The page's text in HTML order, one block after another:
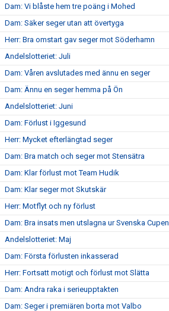
Dam: Vi blåste hem tre poäng i Mohed
Dam: Säker seger utan att övertyga
Herr: Bra omstart gav seger mot Söderhamn
Andelslotteriet: Juli
Dam: Våren avslutades med ännu en seger
Dam: Ännu en seger hemma på Ön
Andelslotteriet: Juni
Dam: Förlust i Iggesund
Herr: Mycket efterlängtad seger
Dam: Bra match och seger mot Stensätra
Dam: Klar förlust mot Team Hudik
Dam: Klar seger mot Skutskär
Herr: Motflyt och ny förlust
Dam: Bra insats men utslagna ur Svenska Cupen
Andelslotteriet: Maj
Dam: Första förlusten inkasserad
Herr: Fortsatt motigt och förlust mot Slätta
Dam: Andra raka i serieupptakten
Dam: Seger i premiären borta mot Valbo